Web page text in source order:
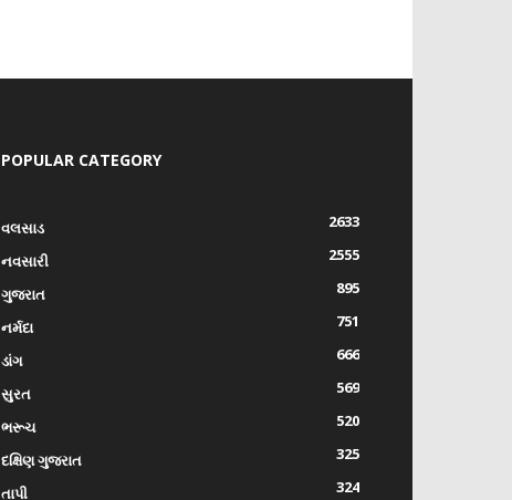
POPULAR CATEGORY
વલસાડ
2633
નવસારી
2555
ગુજરાત
895
નર્મદા
751
ડાંગ
666
સુરત
569
ભરૂચ
520
દક્ષિણ ગુજરાત
325
તાપી
324